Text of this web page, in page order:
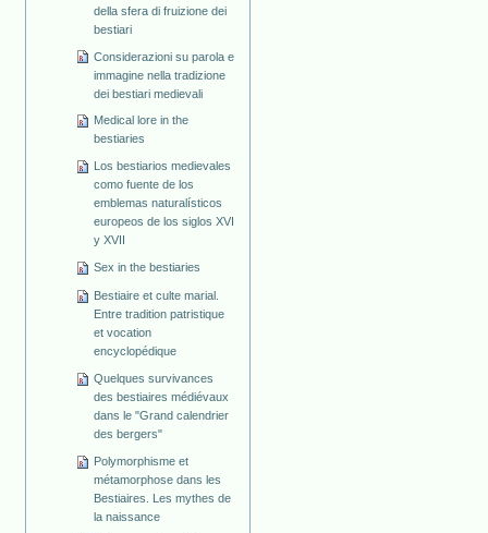
della sfera di fruizione dei
bestiari
Considerazioni su parola e
immagine nella tradizione
dei bestiari medievali
Medical lore in the
bestiaries
Los bestiarios medievales
como fuente de los
emblemas naturalísticos
europeos de los siglos XVI
y XVII
Sex in the bestiaries
Bestiaire et culte marial.
Entre tradition patristique
et vocation
encyclopédique
Quelques survivances
des bestiaires médiévaux
dans le "Grand calendrier
des bergers"
Polymorphisme et
métamorphose dans les
Bestiaires. Les mythes de
la naissance